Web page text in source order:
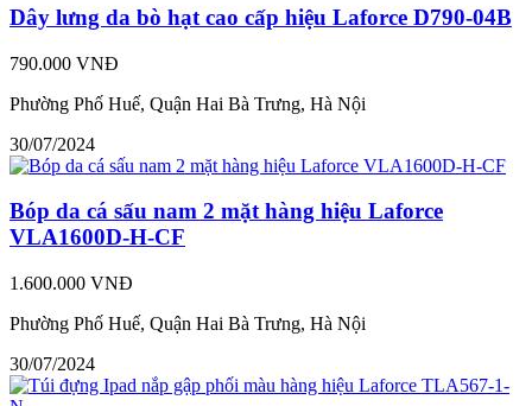
Dây lưng da bò hạt cao cấp hiệu Laforce D790-04B
790.000 VNĐ
Phường Phố Huế, Quận Hai Bà Trưng, Hà Nội
30/07/2024
Bóp da cá sấu nam 2 mặt hàng hiệu Laforce
VLA1600D-H-CF
1.600.000 VNĐ
Phường Phố Huế, Quận Hai Bà Trưng, Hà Nội
30/07/2024